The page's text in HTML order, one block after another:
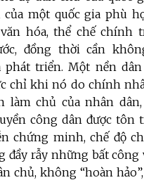
của một quốc gia phù
hóa, thể chế chính
đồng thời cần
phát triển. Một nền
chỉ khi nó do chính
làm chủ của nhân
công dân được tôn
chứng minh, chế độ
đầy rẫy những bất
chủ, không “hoàn